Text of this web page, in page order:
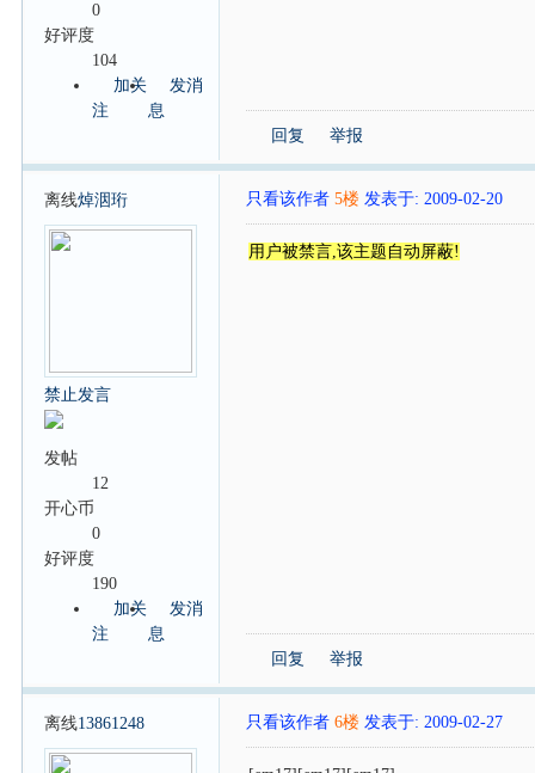
0
好评度
104
加关
注
发消
息
回复 举报
离线焯洇珩
禁止发言
发帖
12
开心币
0
好评度
190
加关
注
发消
息
只看该作者 5楼 发表于: 2009-02-20
用户被禁言,该主题自动屏蔽!
回复 举报
离线13861248 只看该作者 6楼 发表于: 2009-02-27